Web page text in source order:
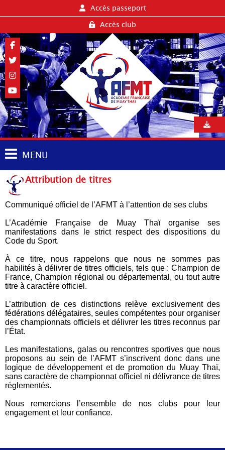
Accès passeport
Accès club
MENU
Attribution de titres
Communiqué officiel de l’AFMT à l’attention de ses clubs
L’Académie Française de Muay Thaï organise ses
manifestations dans le strict respect des dispositions du
Code du Sport.
À ce titre, nous rappelons que nous ne sommes pas
habilités à délivrer de titres officiels, tels que : Champion de
France, Champion régional ou départemental, ou tout autre
titre à caractère officiel.
L’attribution de ces distinctions relève exclusivement des
fédérations délégataires, seules compétentes pour organiser
des championnats officiels et délivrer les titres reconnus par
l’État.
Les manifestations, galas ou rencontres sportives que nous
proposons au sein de l’AFMT s’inscrivent donc dans une
logique de développement et de promotion du Muay Thaï,
sans caractère de championnat officiel ni délivrance de titres
réglementés.
Nous remercions l’ensemble de nos clubs pour leur
engagement et leur confiance.